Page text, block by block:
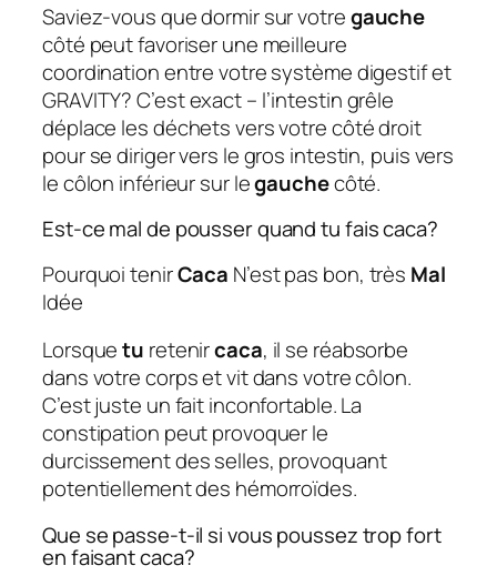
Saviez-vous que dormir sur votregauche
côté peut favoriser une meilleure
coordination entre votre système digestif et
GRAVITY? C’est exact – l’intestin grêle
déplace les déchets vers votre côté droit
pour se diriger vers le gros intestin, puis vers
le côlon inférieur sur legauchecôté.
Est-ce mal de pousser quand tu fais caca?
Pourquoi tenirCaca N’est pas bon, très Mal
Idée
Lorsquetu retenircaca, il se réabsorbe
dans votre corps et vit dans votre côlon.
C’est juste un fait inconfortable. La
constipation peut provoquer le
durcissement des selles, provoquant
potentiellement des hémorroïdes.
Que se passe-t-il si vous poussez trop fort
en faisant caca?